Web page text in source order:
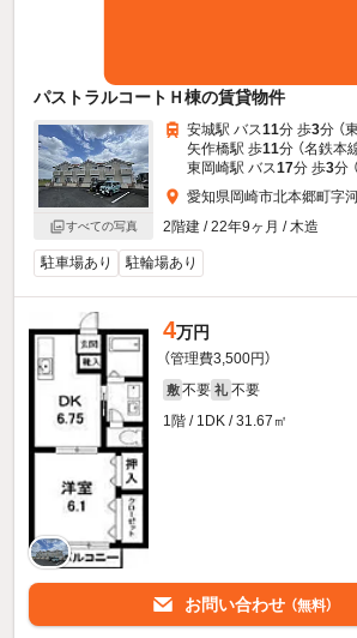
パストラルコートＨ棟の賃貸物件
すべての写真
安城駅 バス11分 歩3分 （
矢作橋駅 歩11分 （名鉄本
東岡崎駅 バス17分 歩3分
愛知県岡崎市北本郷町字
2階建 / 22年9ヶ月 / 木造
駐車場あり 駐輪場あり
4万円
（管理費3,500円）
敷 不要 礼 不要
1階 / 1DK / 31.67㎡
お問い合わせ （無料）